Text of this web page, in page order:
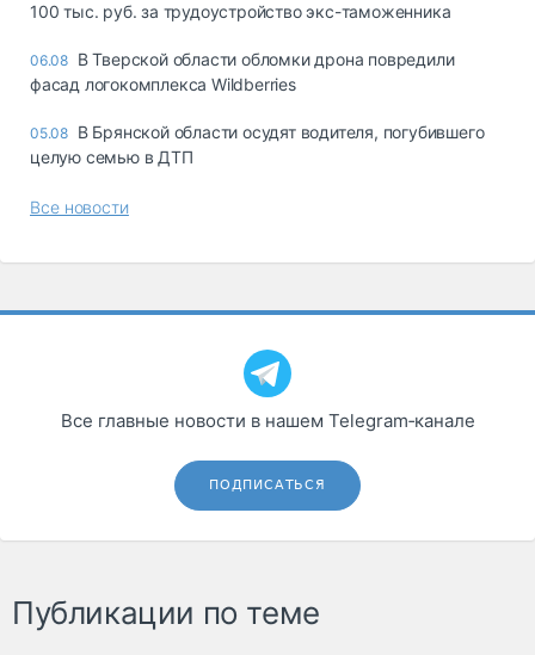
100 тыс. руб. за трудоустройство экс-таможенника
06.08 В Тверской области обломки дрона повредили
фасад логокомплекса Wildberries
05.08 В Брянской области осудят водителя, погубившего
целую семью в ДТП
Все новости
Все главные новости в нашем Telegram‑канале
ПОДПИСАТЬСЯ
Публикации по теме